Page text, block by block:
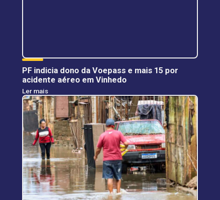
PF indicia dono da Voepass e mais 15 por
acidente aéreo em Vinhedo
Ler mais